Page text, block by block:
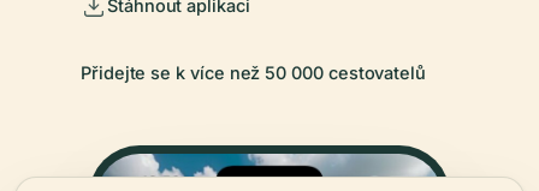
Stáhnout aplikaci
Přidejte se k více než 50 000 cestovatelů